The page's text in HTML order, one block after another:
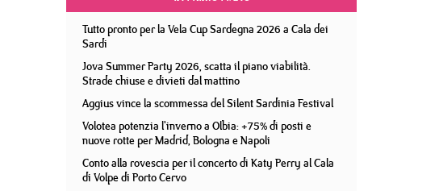
Tutto pronto per la Vela Cup Sardegna 2026 a Cala dei
Sardi
Jova Summer Party 2026, scatta il piano viabilità.
Strade chiuse e divieti dal mattino
Aggius vince la scommessa del Silent Sardinia Festival
Volotea potenzia l'inverno a Olbia: +75% di posti e
nuove rotte per Madrid, Bologna e Napoli
Conto alla rovescia per il concerto di Katy Perry al Cala
di Volpe di Porto Cervo